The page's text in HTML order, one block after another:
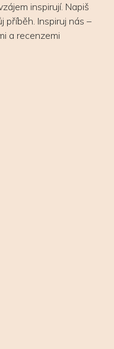
inspirují. Napiš
příběh. Inspiruj nás –
a recenzemi